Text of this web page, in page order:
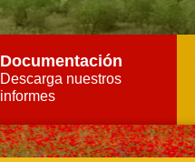
Documentación
Descarga nuestros
informes